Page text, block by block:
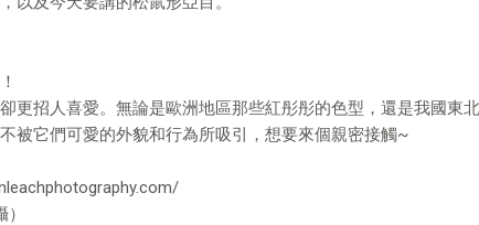
更招人喜愛。無論是歐洲地區那些紅彤彤的色型，還是我國東
被它們可愛的外貌和行為所吸引，想要來個親密接觸~